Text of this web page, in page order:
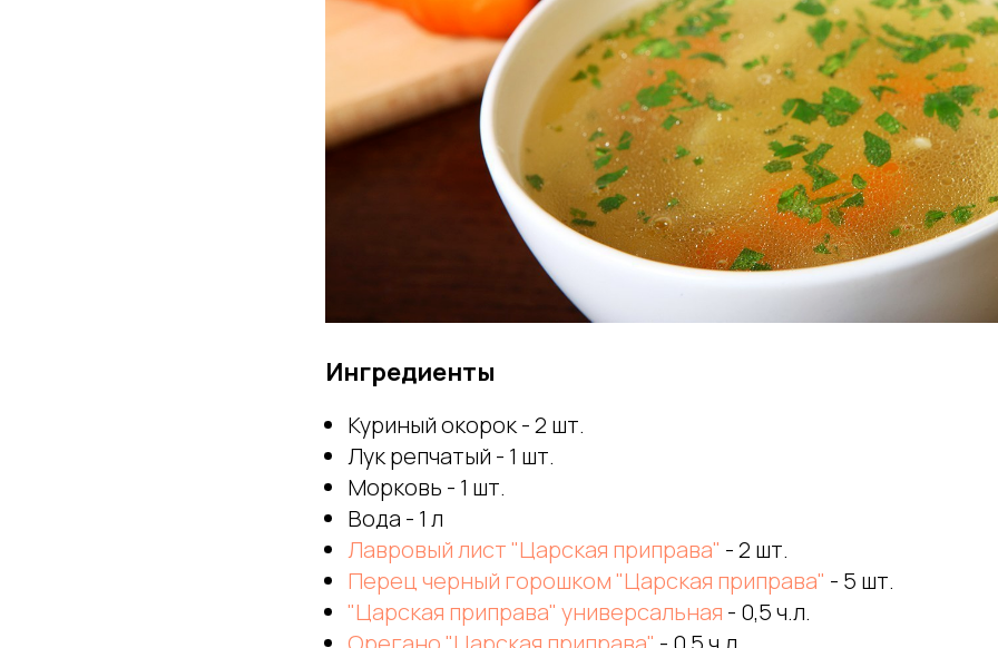
Ингредиенты
Куриный окорок - 2 шт.
Лук репчатый - 1 шт.
Морковь - 1 шт.
Вода - 1 л
Лавровый лист "Царская приправа" - 2 шт.
Перец черный горошком "Царская приправа" - 5 шт.
"Царская приправа" универсальная - 0,5 ч.л.